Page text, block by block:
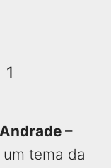
1
–
tema da